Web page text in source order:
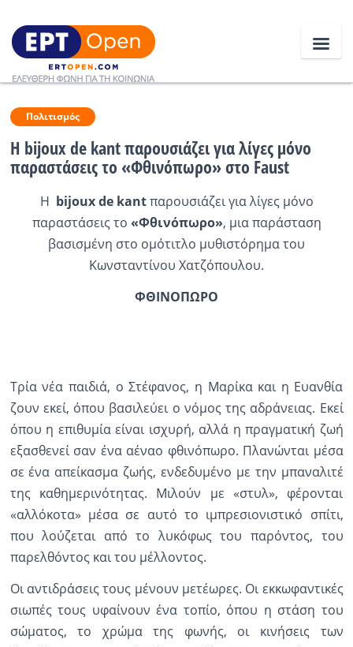
Ειδήσεις
Ελλάδα
Κοινωνία
Πολιτική
Οικονομία
Ραδιόφωνο LIVE
Εκπομπές
Πολιτισμός
Πολιτισμός
Η bijoux de kant παρουσιάζει για λίγες μόνο
παραστάσεις το «Φθινόπωρο» στο Faust
Η bijoux de kantπαρουσιάζει για λίγες μόνο
παραστάσεις το «Φθινόπωρο», μια παράσταση
βασισμένη στο ομότιτλο μυθιστόρημα του
Κωνσταντίνου Χατζόπουλου.
ΦΘΙΝΟΠΩΡΟ
Τρία νέα παιδιά, ο Στέφανος, η Μαρίκα και η Ευανθία
ζουν εκεί, όπου βασιλεύει ο νόμος της αδράνειας. Εκεί
όπου η επιθυμία είναι ισχυρή, αλλά η πραγματική ζωή
εξασθενεί σαν ένα αέναο φθινόπωρο. Πλανώνται μέσα
σε ένα απείκασμα ζωής, ενδεδυμένο με την μπαναλιτέ
της καθημερινότητας. Μιλούν με «στυλ», φέρονται
«αλλόκοτα» μέσα σε αυτό το ιμπρεσιονιστικό σπίτι,
που λούζεται από το λυκόφως του παρόντος, του
παρελθόντος και του μέλλοντος.
Οι αντιδράσεις τους μένουν μετέωρες. Οι εκκωφαντικές
σιωπές τους υφαίνουν ένα τοπίο, όπου η στάση του
σώματος, το χρώμα της φωνής, οι κινήσεις των